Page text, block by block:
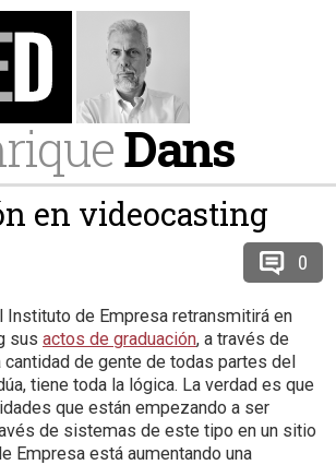
Dans
en videocasting
0
Instituto de Empresa retransmitirá en
sus actos de graduación, a través de
cantidad de gente de todas partes del
tiene toda la lógica. La verdad es que
que están empezando a ser
de sistemas de este tipo en un sitio
Empresa está aumentando una